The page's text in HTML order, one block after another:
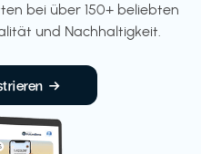
bei über 150+ beliebten
und Nachhaltigkeit.
→